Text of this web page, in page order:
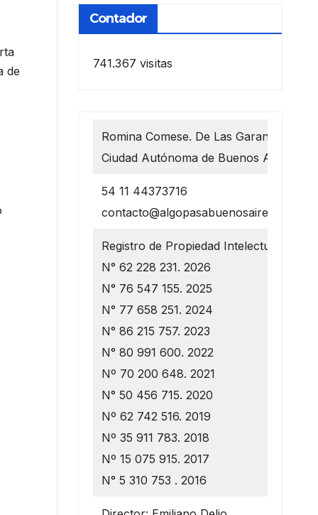
de
Contador
741.367 visitas
Romina Comese. De Las Garantías 1218
Ciudad Autónoma de Buenos Aires
54 11 44373716
contacto@algopasabuenosaires.com.ar
Registro de Propiedad Intelectual
N° 62 228 231. 2026
N° 76 547 155. 2025
N° 77 658 251. 2024
N° 86 215 757. 2023
N° 80 991 600. 2022
Nº 70 200 648. 2021
N° 50 456 715. 2020
Nº 62 742 516. 2019
Nº 35 911 783. 2018
Nº 15 075 915. 2017
N° 5 310 753 . 2016